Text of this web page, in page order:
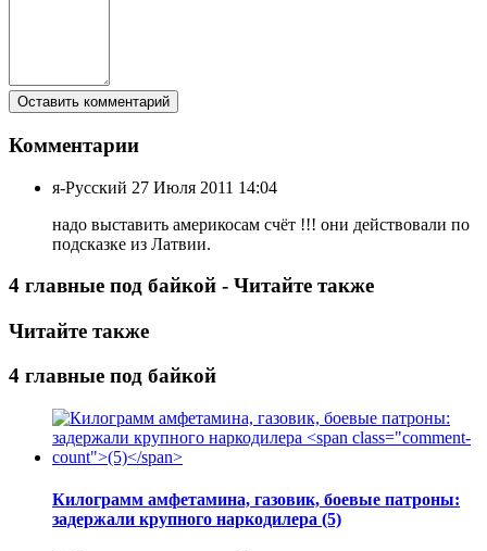
Комментарии
я-Русский 27 Июля 2011 14:04
надо выставить америкосам счёт !!! они действовали по
подсказке из Латвии.
4 главные под байкой - Читайте также
Читайте также
4 главные под байкой
Килограмм амфетамина, газовик, боевые патроны:
задержали крупного наркодилера (5)